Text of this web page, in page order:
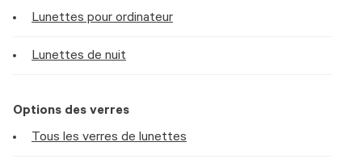
Lunettes pour ordinateur
Lunettes de nuit
Options des verres
Tous les verres de lunettes